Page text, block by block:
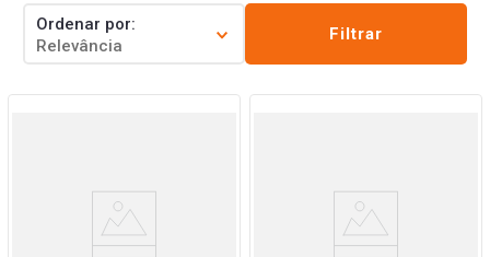
Ordenar por
Relevância
Filtrar